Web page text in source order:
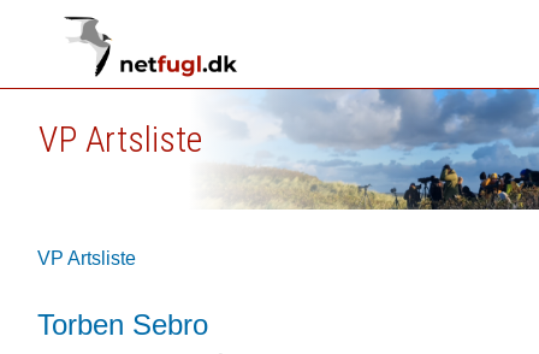
VP Artsliste
VP Artsliste
Torben Sebro